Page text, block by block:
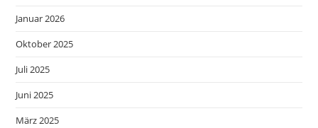
Januar 2026
Oktober 2025
Juli 2025
Juni 2025
März 2025